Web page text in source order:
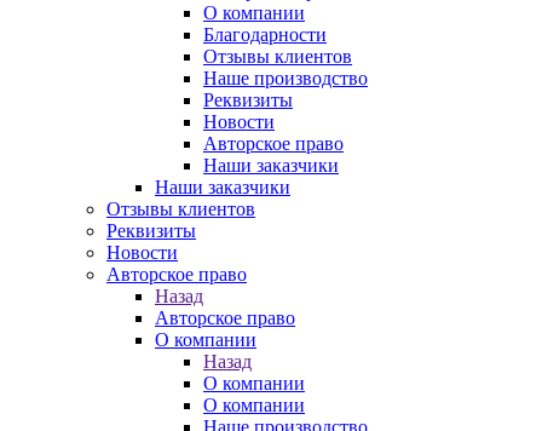
О компании
Благодарности
Отзывы клиентов
Наше производство
Реквизиты
Новости
Авторское право
Наши заказчики
Наши заказчики
Отзывы клиентов
Реквизиты
Новости
Авторское право
Назад
Авторское право
О компании
Назад
О компании
О компании
Наше производство